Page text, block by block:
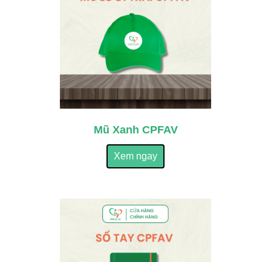
Mũ Xanh CPFAV
Xem ngay